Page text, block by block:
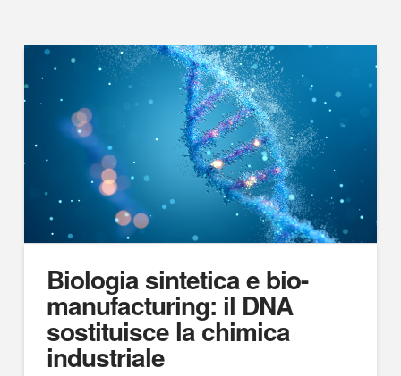
Biologia sintetica e bio-
manufacturing: il DNA
sostituisce la chimica
industriale